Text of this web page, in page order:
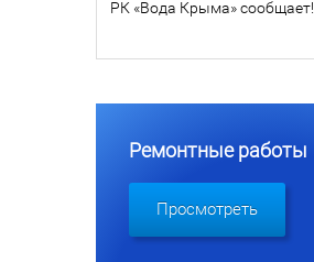
РК «Вода Крыма» сообщает!
Ремонтные работы
Просмотреть